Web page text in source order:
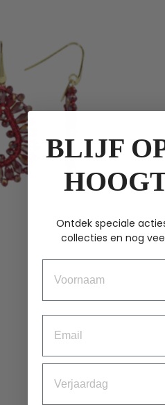
BLIJF
Ontdek speciale
collecties en nog